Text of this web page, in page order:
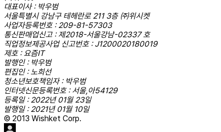
대표이사 : 박우범
서울특별시 강남구 테헤란로 211 3층 ㈜위시켓
사업자등록번호 : 209-81-57303
통신판매업신고 : 제2018-서울강남-02337 호
직업정보제공사업 신고번호 : J1200020180019
제호 : 요즘IT
발행인 : 박우범
편집인 : 노희선
청소년보호책임자 : 박우범
인터넷신문등록번호 : 서울,아54129
등록일 : 2022년 01월 23일
발행일 : 2021년 01월 10일
© 2013 Wishket Corp.